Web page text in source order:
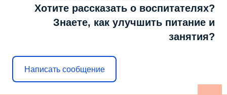
Хотите рассказать о воспитателях?
Знаете, как улучшить питание и
занятия?
Написать сообщение